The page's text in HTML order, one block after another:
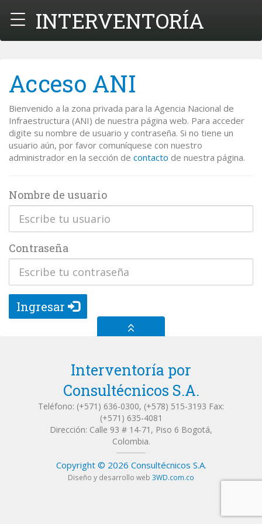
MenúINTERVENTORÍA
Acceso ANI
Bienvenido a la zona privada para la Agencia Nacional de
Infraestructura (ANI) de nuestra página web. Para acceder
digite su nombre de usuario y contraseña. Si no tiene un
usuario aún, por favor comuníquese con nuestro
administrador en la sección de contacto de nuestra página.
Nombre de usuario
Contraseña
Ingresar
Ir arriba
Interventoría por
Consultécnicos S.A.
Teléfono: (+571) 636-0300, (+578) 515-3193 Fax:
(+571) 635-4081
Dirección: Calle 93 # 14-71, Piso 6 Bogotá,
Colombia.
Copyright © 2026 Consultécnicos S.A.
Diseño y desarrollo web 3WD.com.co